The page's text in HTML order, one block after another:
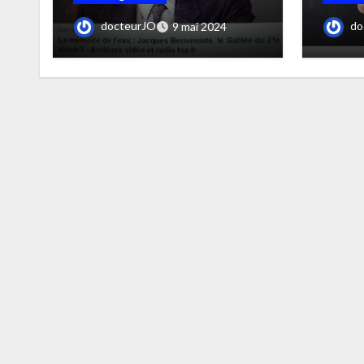
Mémoire de l’eau
docteurJO 9 mai 2024